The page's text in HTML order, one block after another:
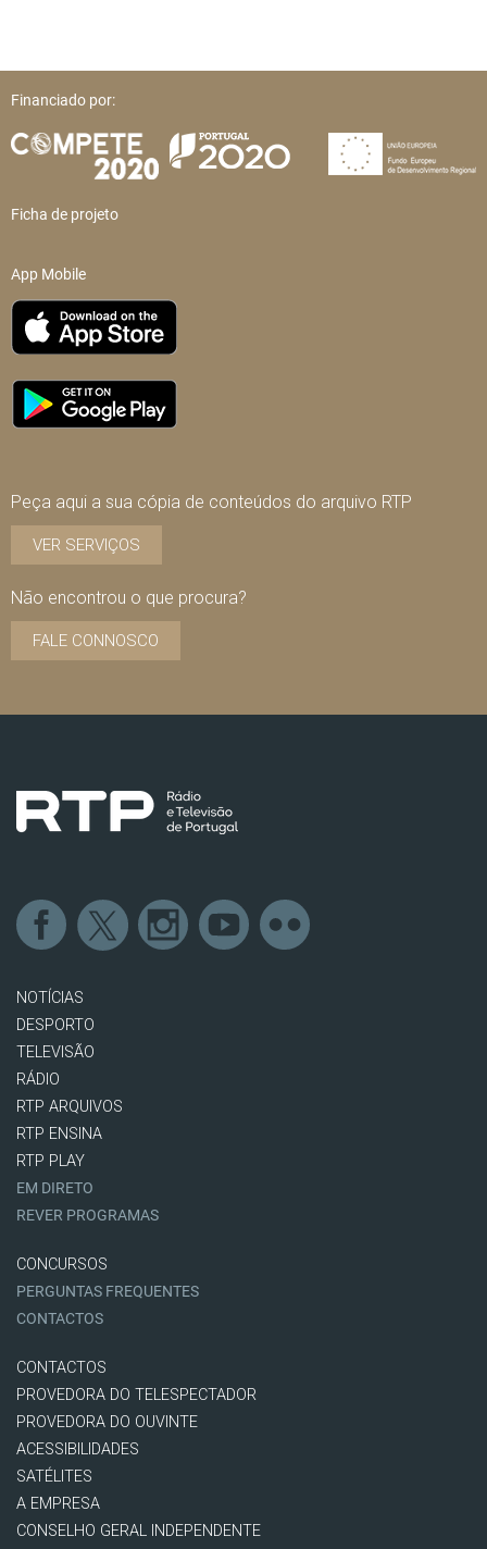
Financiado por:
Ficha de projeto
App Mobile
Peça aqui a sua cópia de conteúdos do arquivo RTP
VER SERVIÇOS
Não encontrou o que procura?
FALE CONNOSCO
NOTÍCIAS
DESPORTO
TELEVISÃO
RÁDIO
RTP ARQUIVOS
RTP ENSINA
RTP PLAY
EM DIRETO
REVER PROGRAMAS
CONCURSOS
PERGUNTAS FREQUENTES
CONTACTOS
CONTACTOS
PROVEDORA DO TELESPECTADOR
PROVEDORA DO OUVINTE
ACESSIBILIDADES
SATÉLITES
A EMPRESA
CONSELHO GERAL INDEPENDENTE